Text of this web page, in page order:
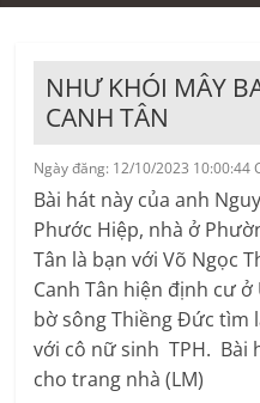
NHƯ KHÓI MÂY
CANH TÂN
Ngày đăng: 12/10/2023 10:00:44
Bài hát này của anh
Phước Hiệp, nhà ở
Tân là bạn với Võ Ngọc
Canh Tân hiện định cư
bờ sông Thiềng Đức tìm
với cô nữ sinh TPH. Bài
cho trang nhà (LM)